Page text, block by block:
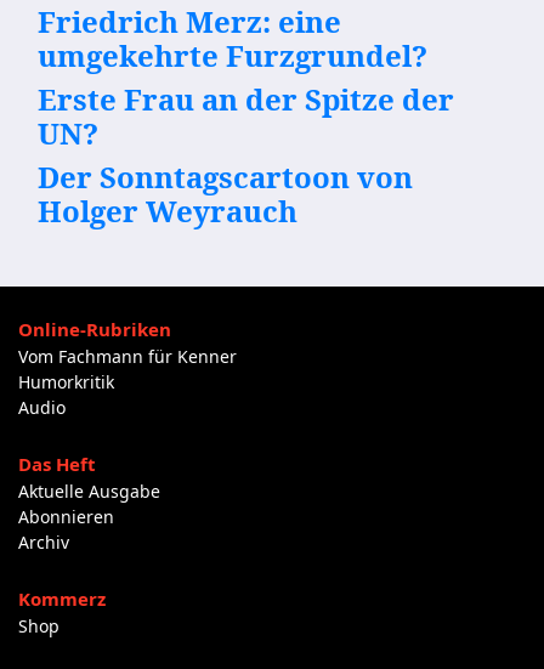
Friedrich Merz: eine
umgekehrte Furzgrundel?
Erste Frau an der Spitze der
UN?
Der Sonntagscartoon von
Holger Weyrauch
Online-Rubriken
Vom Fachmann für Kenner
Humorkritik
Audio
Das Heft
Aktuelle Ausgabe
Abonnieren
Archiv
Kommerz
Shop